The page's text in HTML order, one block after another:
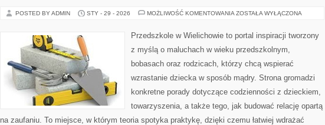
POSTED BY ADMIN STY - 29 - 2026 MOŻLIWOŚĆ KOMENTOWANIA SEN
ZOSTAŁA WYŁĄCZONA
Przedszkole w Wielichowie to portal inspiracji tworzony
z myślą o maluchach w wieku przedszkolnym,
bobasach oraz rodzicach, którzy chcą wspierać
wzrastanie dziecka w sposób mądry. Strona gromadzi
konkretne porady dotyczące codzienności z dzieckiem,
towarzyszenia, a także tego, jak budować relację opartą
na zaufaniu. To miejsce, w którym teoria spotyka praktykę, dzięki czemu łatwiej wdrażać